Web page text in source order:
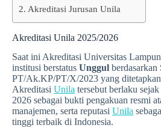
Akreditasi Jurusan Unila
Akreditasi Unila 2025/2026
Saat ini Akreditasi Universitas
institusi berstatus Unggul
PT/Ak.KP/PT/X/2023 yang
Akreditasi Unila tersebut berlaku
2026 sebagai bukti pengakuan resmi
manajemen, serta reputasi Unila
tinggi terbaik di Indonesia.